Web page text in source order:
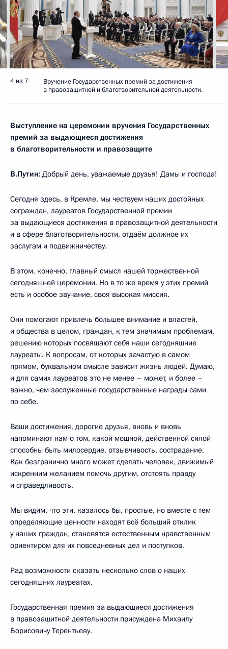
4 из 7
Вручение Государственных премий за достижения
в правозащитной и благотворительной деятельности.
Выступление на церемонии вручения Государственных
премий за выдающиеся достижения
в благотворительности и правозащите
В.Путин: Добрый день, уважаемые друзья! Дамы и господа!
Сегодня здесь, в Кремле, мы чествуем наших достойных
сограждан, лауреатов Государственной премии
за выдающиеся достижения в правозащитной деятельности
и в сфере благотворительности, отдаём должное их
заслугам и подвижничеству.
В этом, конечно, главный смысл нашей торжественной
сегодняшней церемонии. Но в то же время у этих премий
есть и особое звучание, своя высокая миссия.
Они помогают привлечь большее внимание и властей,
и общества в целом, граждан, к тем значимым проблемам,
решению которых посвящают себя наши сегодняшние
лауреаты. К вопросам, от которых зачастую в самом
прямом, буквальном смысле зависит жизнь людей. Думаю,
и для самих лауреатов это не менее – может, и более –
важно, чем заслуженные государственные награды сами
по себе.
Ваши достижения, дорогие друзья, вновь и вновь
напоминают нам о том, какой мощной, действенной силой
способны быть милосердие, отзывчивость, сострадание.
Как безгранично много может сделать человек, движимый
искренним желанием помочь другим, отстоять правду
и справедливость.
Мы видим, что эти, казалось бы, простые, но вместе с тем
определяющие ценности находят всё больший отклик
у наших граждан, становятся естественным нравственным
ориентиром для их повседневных дел и поступков.
Рад возможности сказать несколько слов о наших
сегодняшних лауреатах.
Государственная премия за выдающиеся достижения
в правозащитной деятельности присуждена Михаилу
Борисовичу Терентьеву.